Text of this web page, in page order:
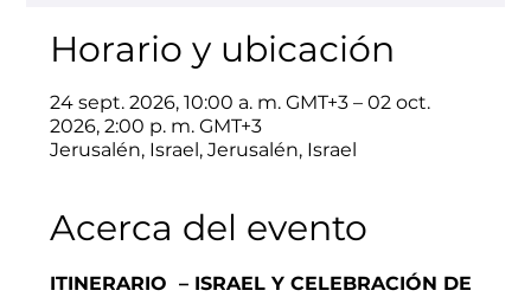
Horario y ubicación
24 sept. 2026, 10:00 a. m. GMT+3 – 02 oct.
2026, 2:00 p. m. GMT+3
Jerusalén, Israel, Jerusalén, Israel
Acerca del evento
ITINERARIO  – ISRAEL Y CELEBRACIÓN DE